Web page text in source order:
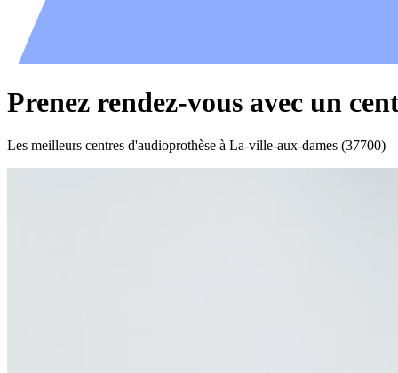
Prenez rendez-vous avec un
Les meilleurs centres d'audioprothèse à La-ville-aux-dames (37700)